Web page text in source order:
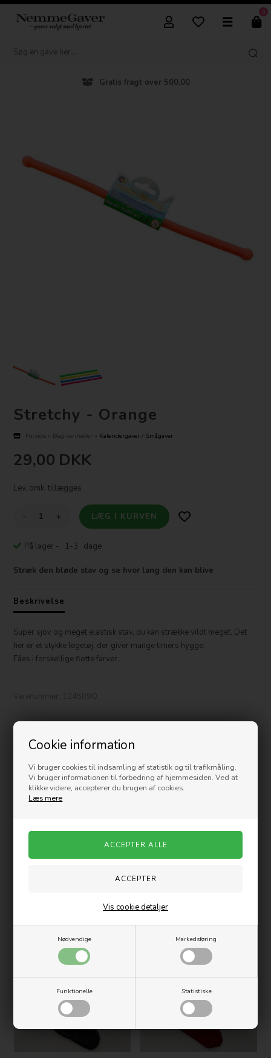
Cookie information
Vi bruger cookies til indsamling af statistik og til trafikmåling.
Vi bruger informationen til forbedring af hjemmesiden. Ved at
klikke videre, accepterer du brugen af cookies.
Læs mere
Nødvendige Markedsføring
Funktionelle Statistiske
Vis cookie detaljer
0
Gratis fragt over 500,00
Stretchy - Orange
Forside » Begivenheder » Kalendergaver / Smågaver
29,00 DKK
Lev. omk. tillægges
- +
På lager - 1-3 dage
Stræk den bløde stav og se hvor lang den kan blive
Beskrivelse
Super sjov og meget elastisk stav, du kan strække vildt meget. Det
her er et stykke legetøj, der giver mange timers hygge.
Fåes i forskellige flotte farver.
produkter
Nyhed
hemmeligheder